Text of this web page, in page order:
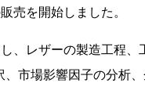
売を開始しました。
、レザーの製造工程、
市場影響因子の分析